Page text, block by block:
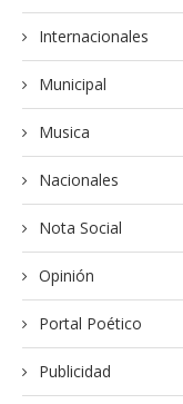
Internacionales
Municipal
Musica
Nacionales
Nota Social
Opinión
Portal Poético
Publicidad